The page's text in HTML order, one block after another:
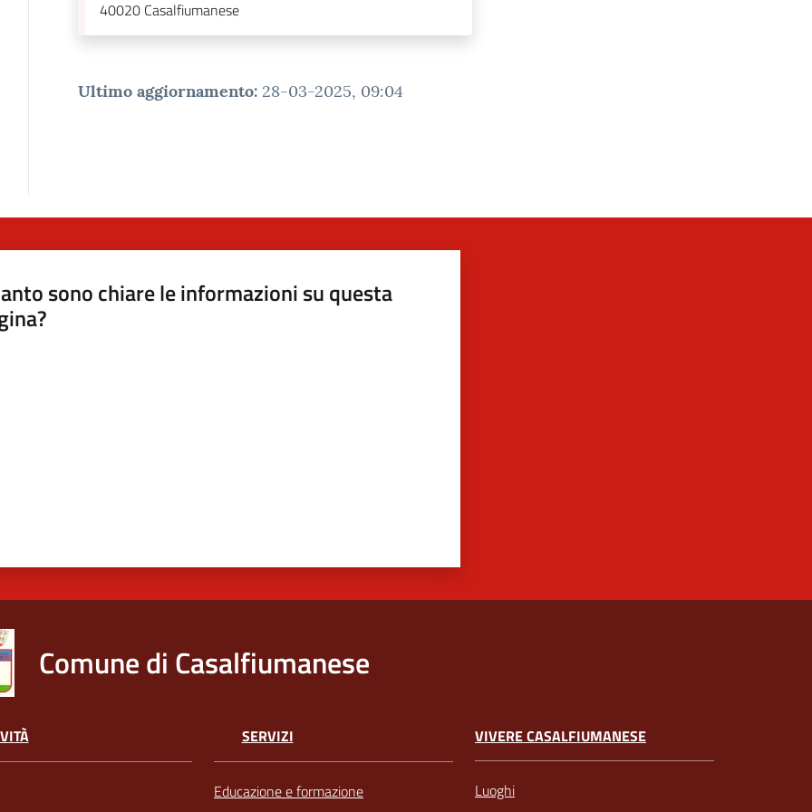
40020 Casalfiumanese
Ultimo aggiornamento: 28-03-2025, 09:04
sono chiare le informazioni su questa
Comune di Casalfiumanese
SERVIZI
Educazione e formazione
VIVERE CASALFIUMANESE
Luoghi